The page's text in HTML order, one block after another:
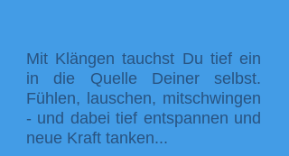
Mit Klängen tauchst Du tief ein
in die Quelle Deiner selbst.
Fühlen, lauschen, mitschwingen
- und dabei tief entspannen und
neue Kraft tanken...